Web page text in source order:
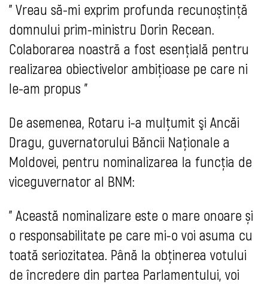
" Vreau să-mi exprim profunda recunoștință
domnului prim-ministru Dorin Recean.
Colaborarea noastră a fost esențială pentru
realizarea obiectivelor ambițioase pe care ni
le-am propus "
De asemenea, Rotaru i-a mulţumit şi Ancăi
Dragu, guvernatorului Băncii Naţionale a
Moldovei, pentru nominalizarea la funcţia de
viceguvernator al BNM:
" Această nominalizare este o mare onoare și
o responsabilitate pe care mi-o voi asuma cu
toată seriozitatea. Până la obținerea votului
de încredere din partea Parlamentului, voi